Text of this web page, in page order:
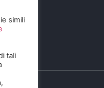
simili
tali